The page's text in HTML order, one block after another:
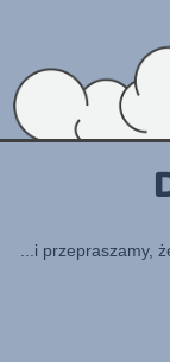
...i przepraszamy,